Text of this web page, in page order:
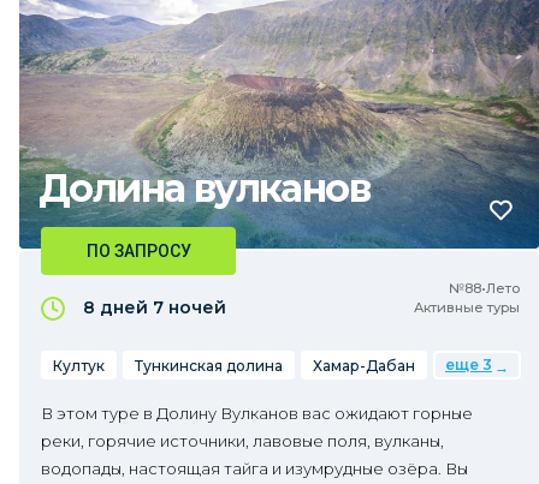
Долина вулканов
№88•Лето
Активные туры
ПО ЗАПРОСУ
8 дней 7 ночей
Култук Тункинская долина Хамар-Дабан еще 3
В этом туре в Долину Вулканов вас ожидают горные
реки, горячие источники, лавовые поля, вулканы,
водопады, настоящая тайга и изумрудные озёра. Вы